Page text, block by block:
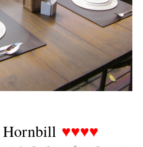
Hornbill ♥♥♥♥